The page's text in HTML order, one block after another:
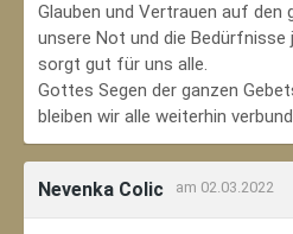
Glauben und Vertrauen auf den
unsere Not und die Bedürfnisse
sorgt gut für uns alle.
Gottes Segen der ganzen
bleiben wir alle weiterhin
Nevenka Colic am 02.03.2022